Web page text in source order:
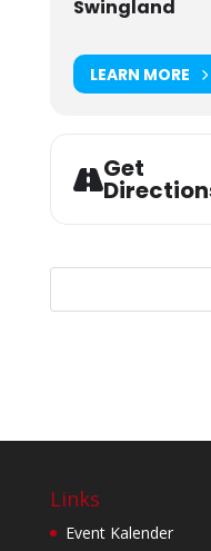
Swingland
LEARN MORE
Get
Links
Event Kalender